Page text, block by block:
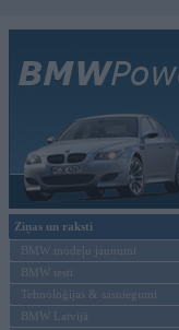
Ziņas un raksti
BMW modeļu jaunumi
BMW testi
Tehnoloģijas & sasniegumi
BMW Latvijā